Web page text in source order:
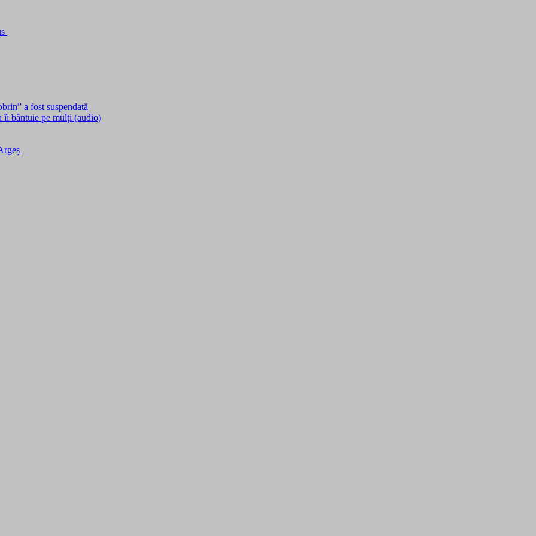
a fost suspendată
îi bântuie pe mulți (audio)